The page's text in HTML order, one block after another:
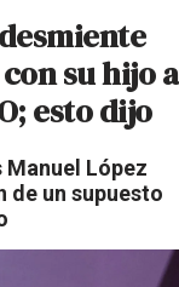
a
r
B
ú
q
u
e
su hijo a
esto dijo
Manuel López
de un supuesto